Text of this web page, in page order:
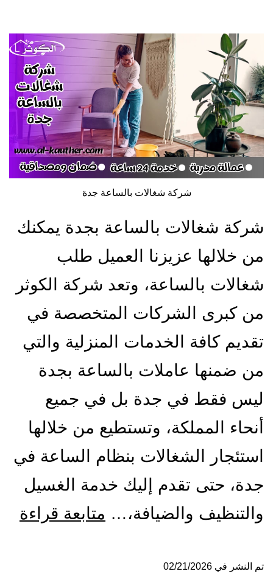
شركة شغالات بالساعة جدة
شركة شغالات بالساعة بجدة يمكنك
من خلالها عزيزنا العميل طلب
شغالات بالساعة، وتعد شركة الكوثر
من كبرى الشركات المتخصصة في
تقديم كافة الخدمات المنزلية والتي
من ضمنها عاملات بالساعة بجدة
ليس فقط في جدة بل في جميع
أنحاء المملكة، وتستطيع من خلالها
استئجار الشغالات بنظام الساعة في
جدة، حتى تقدم إليك خدمة الغسيل
والتنظيف والضيافة،… متابعة قراءة
تم النشر في 02/21/2026